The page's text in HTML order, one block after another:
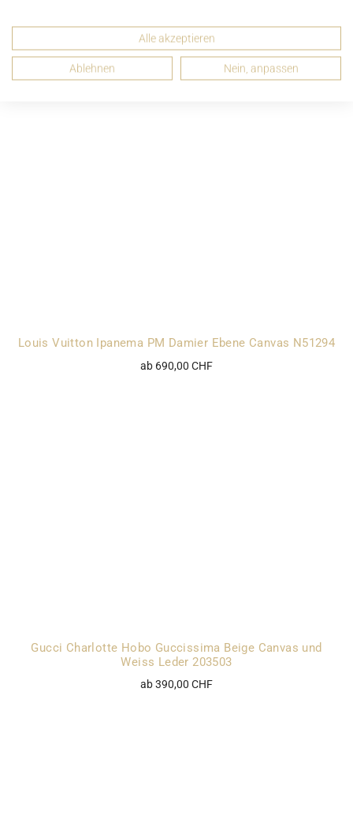
Louis Vuitton Loop Monogram Canvas M81098
ab 1.850,00 CHF
Louis Vuitton Ipanema PM Damier Ebene Canvas N51294
ab 690,00 CHF
Gucci Charlotte Hobo Guccissima Beige Canvas und
Weiss Leder 203503
ab 390,00 CHF
Alle akzeptieren
Ablehnen Nein, anpassen